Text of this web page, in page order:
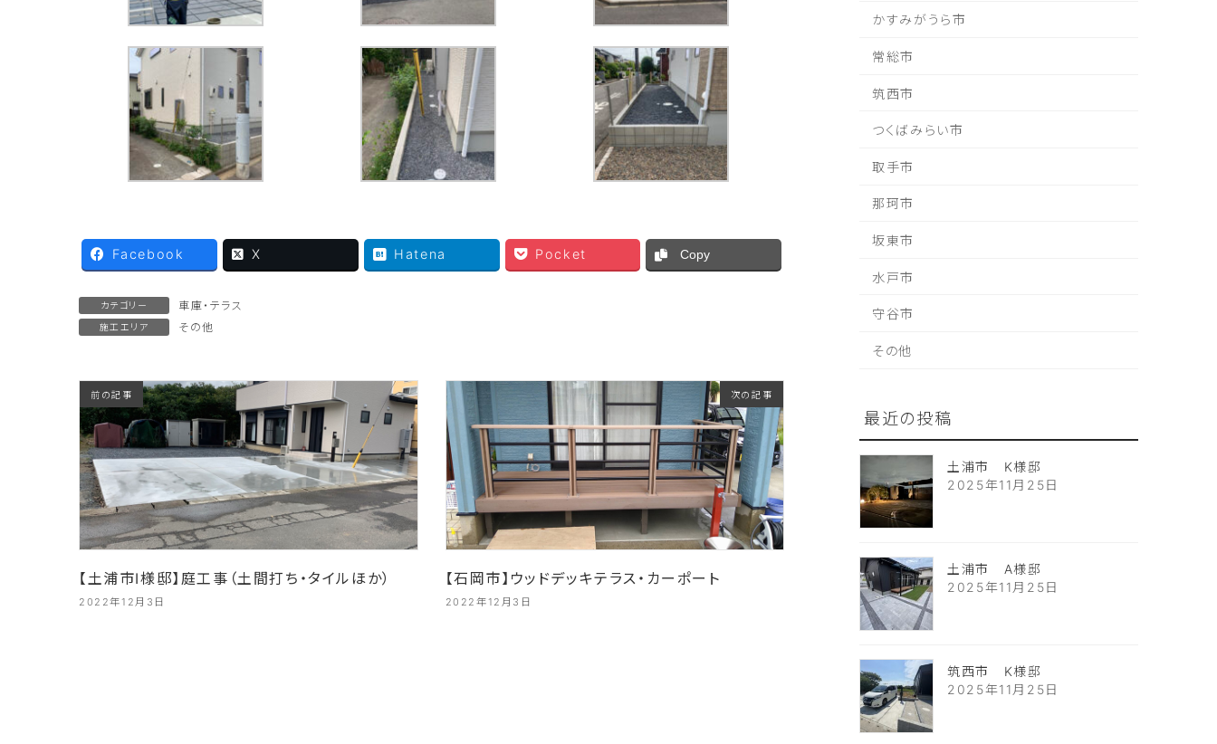
Facebook X Hatena Pocket Copy
カテゴリー 車庫・テラス
施工エリア その他
前の記事
【土浦市I様邸】庭工事（土間打ち・タイルほか）
2022年12月3日
次の記事
【石岡市】ウッドデッキテラス・カーポート
2022年12月3日
かすみがうら市
常総市
筑西市
つくばみらい市
取手市
那珂市
坂東市
水戸市
守谷市
その他
最近の投稿
土浦市 K様邸
2025年11月25日
土浦市 A様邸
2025年11月25日
筑西市 K様邸
2025年11月25日